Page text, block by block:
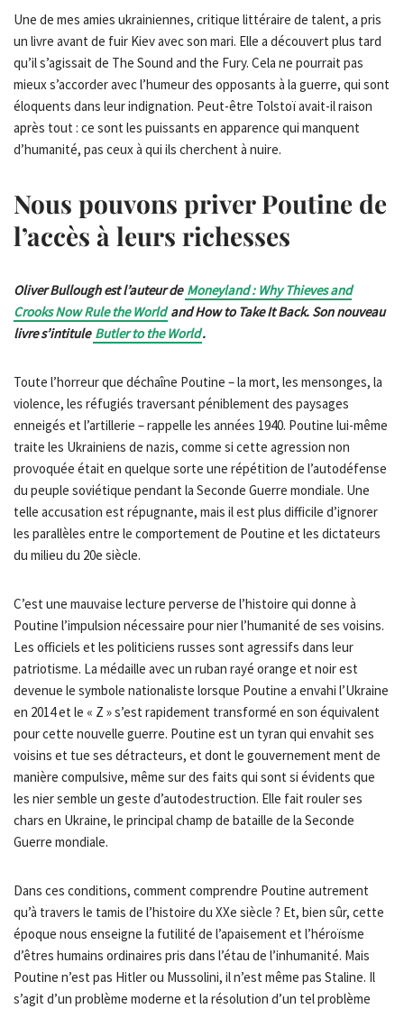
Une de mes amies ukrainiennes, critique littéraire de talent, a pris
un livre avant de fuir Kiev avec son mari. Elle a découvert plus tard
qu’il s’agissait de The Sound and the Fury. Cela ne pourrait pas
mieux s’accorder avec l’humeur des opposants à la guerre, qui sont
éloquents dans leur indignation. Peut-être Tolstoï avait-il raison
après tout : ce sont les puissants en apparence qui manquent
d’humanité, pas ceux à qui ils cherchent à nuire.
Nous pouvons priver Poutine de
l’accès à leurs richesses
Oliver Bullough est l’auteur de Moneyland : Why Thieves and
Crooks Now Rule the Worldand How to Take It Back. Son nouveau
livre s’intitule Butler to the World.
Toute l’horreur que déchaîne Poutine – la mort, les mensonges, la
violence, les réfugiés traversant péniblement des paysages
enneigés et l’artillerie – rappelle les années 1940. Poutine lui-même
traite les Ukrainiens de nazis, comme si cette agression non
provoquée était en quelque sorte une répétition de l’autodéfense
du peuple soviétique pendant la Seconde Guerre mondiale. Une
telle accusation est répugnante, mais il est plus difficile d’ignorer
les parallèles entre le comportement de Poutine et les dictateurs
du milieu du 20e siècle.
C’est une mauvaise lecture perverse de l’histoire qui donne à
Poutine l’impulsion nécessaire pour nier l’humanité de ses voisins.
Les officiels et les politiciens russes sont agressifs dans leur
patriotisme. La médaille avec un ruban rayé orange et noir est
devenue le symbole nationaliste lorsque Poutine a envahi l’Ukraine
en 2014 et le « Z » s’est rapidement transformé en son équivalent
pour cette nouvelle guerre. Poutine est un tyran qui envahit ses
voisins et tue ses détracteurs, et dont le gouvernement ment de
manière compulsive, même sur des faits qui sont si évidents que
les nier semble un geste d’autodestruction. Elle fait rouler ses
chars en Ukraine, le principal champ de bataille de la Seconde
Guerre mondiale.
Dans ces conditions, comment comprendre Poutine autrement
qu’à travers le tamis de l’histoire du XXe siècle ? Et, bien sûr, cette
époque nous enseigne la futilité de l’apaisement et l’héroïsme
d’êtres humains ordinaires pris dans l’étau de l’inhumanité. Mais
Poutine n’est pas Hitler ou Mussolini, il n’est même pas Staline. Il
s’agit d’un problème moderne et la résolution d’un tel problème